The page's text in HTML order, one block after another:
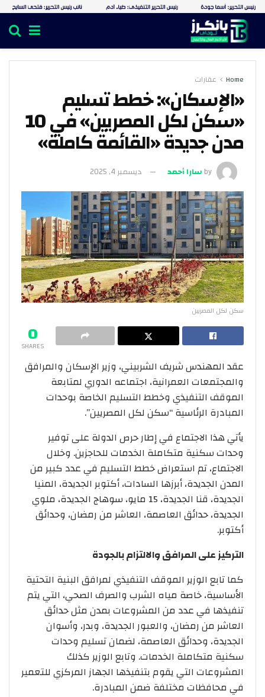
Home عقارات
«الإسكان»: خطط تسليم
«سكن لكل المصريين» في 10
مدن جديدة «القائمة كاملة»
byسارا أحمد ديسمبر 4, 2025
سكن لكل المصريين
0
SHARES
عقد المهندس شريف الشربيني، وزير الإسكان والمرافق
والمجتمعات العمرانية، اجتماعه الدوري لمتابعة
الموقف التنفيذي وخطط التسليم الخاصة بوحدات
المبادرة الرئاسية “سكن لكل المصريين”.
يأتي هذا الاجتماع في إطار حرص الدولة على توفير
وحدات سكنية متكاملة الخدمات للحاجزين. وخلال
الاجتماع، تم استعراض خطط التسليم في عدد كبير من
المدن الجديدة، أبرزها السادات، أكتوبر الجديدة، المنيا
الجديدة، قنا الجديدة، 15 مايو، سوهاج الجديدة، ملوي
الجديدة، حدائق العاصمة، العاشر من رمضان، وحدائق
أكتوبر.
التركيز على المرافق والالتزام بالجودة
كما تابع الوزير الموقف التنفيذي لمرافق البنية التحتية
الأساسية، خاصة مياه الشرب والصرف الصحي، التي يتم
تنفيذها في عدد من المشروعات بمدن مثل حدائق
العاشر من رمضان، والعبور الجديدة، وبدر، وأسوان
الجديدة، وحدائق العاصمة، لضمان تسليم وحدات
سكنية متكاملة الخدمات. وتابع الوزير كذلك
المشروعات التي يقوم بتنفيذها الجهاز المركزي للتعمير
في محافظات مختلفة ضمن المبادرة.